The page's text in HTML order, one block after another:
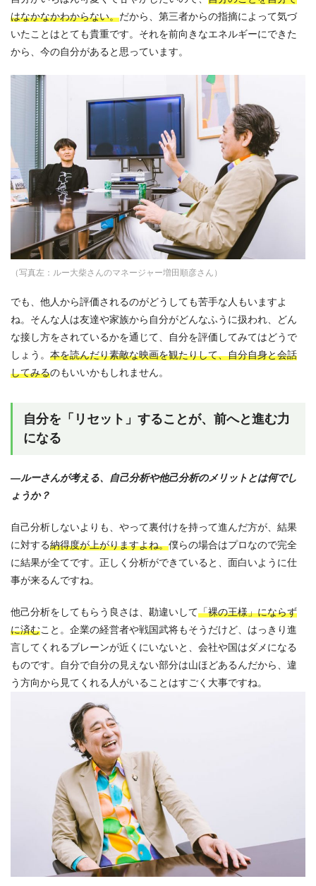
はなかなかわからない。だから、第三者からの指摘によって気づ
いたことはとても貴重です。それを前向きなエネルギーにできた
から、今の自分があると思っています。
（写真左：ルー大柴さんのマネージャー増田順彦さん）
でも、他人から評価されるのがどうしても苦手な人もいますよ
ね。そんな人は友達や家族から自分がどんなふうに扱われ、どん
な接し方をされているかを通じて、自分を評価してみてはどうで
しょう。 本を読んだり素敵な映画を観たりして、自分自身と会話
してみるのもいいかもしれません。
自分を「リセット」することが、前へと進む力
になる
—ルーさんが考える、自己分析や他己分析のメリットとは何でし
ょうか？
自己分析しないよりも、やって裏付けを持って進んだ方が、結果
に対する納得度が上がりますよね。僕らの場合はプロなので完全
に結果が全てです。正しく分析ができていると、面白いように仕
事が来るんですね。
他己分析をしてもらう良さは、勘違いして「裸の王様」にならず
に済むこと。企業の経営者や戦国武将もそうだけど、はっきり進
言してくれるブレーンが近くにいないと、会社や国はダメになる
ものです。自分で自分の見えない部分は山ほどあるんだから、違
う方向から見てくれる人がいることはすごく大事ですね。